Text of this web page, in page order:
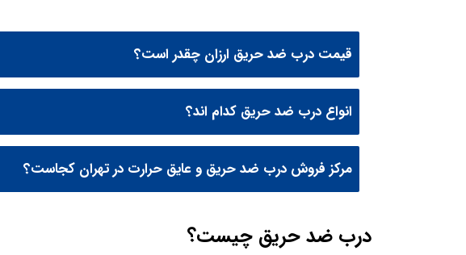
قیمت درب ضد حریق ارزان چقدر است؟
انواع درب ضد حریق کدام اند؟
مرکز فروش درب ضد حریق و عایق حرارت در تهران کجاست؟
درب ضد حریق چیست؟